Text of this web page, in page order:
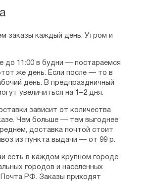
заказы каждый день. Утром и
до 11:00 в будни — постараемся
же день. Если после — то в
день. В предпраздничный
увеличиться на 1–2 дня.
зависит от количества
Чем больше — тем выгоднее
доставка почтой стоит
из пункта выдачи — от 99 р.
есть в каждом крупном городе.
городов и населенных
Почта РФ. Заказы приходят